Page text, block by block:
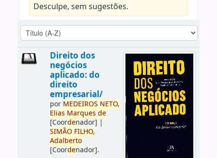
Desculpe, sem sugestões.
Direito dos
negócios
aplicado: do
direito
empresarial/
por MEDEIROS NETO,
Elias Marques de
[Coordenador] |
SIMÃO FILHO,
Adalberto
[Coordenador].